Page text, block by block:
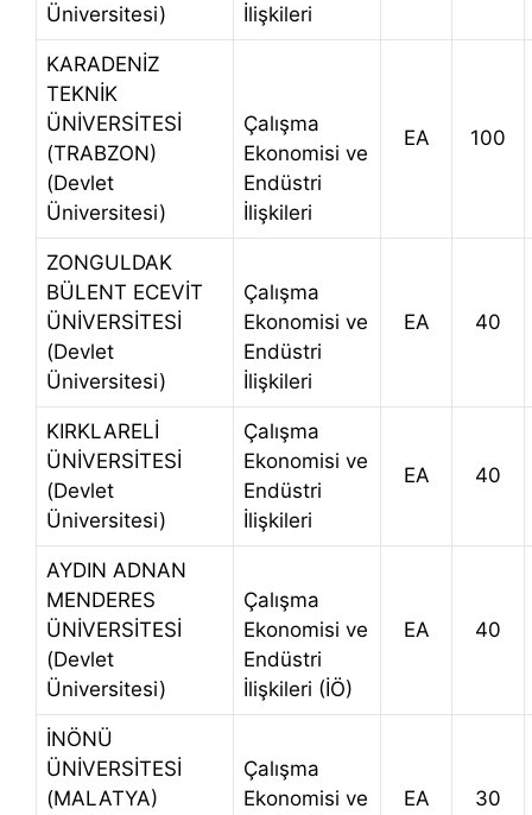
Üniversitesi)
İlişkileri
KARADENİZ
TEKNİK
ÜNİVERSİTESİ
(TRABZON)
(Devlet
Üniversitesi)
Çalışma
Ekonomisi ve
Endüstri
İlişkileri
EA 100
ZONGULDAK
BÜLENT ECEVİT
ÜNİVERSİTESİ
(Devlet
Üniversitesi)
Çalışma
Ekonomisi ve
Endüstri
İlişkileri
EA 40
KIRKLARELİ
ÜNİVERSİTESİ
(Devlet
Üniversitesi)
Çalışma
Ekonomisi ve
Endüstri
İlişkileri
EA 40
AYDIN ADNAN
MENDERES
ÜNİVERSİTESİ
(Devlet
Üniversitesi)
Çalışma
Ekonomisi ve
Endüstri
İlişkileri (İÖ)
EA 40
İNÖNÜ
ÜNİVERSİTESİ
(MALATYA)
Çalışma
Ekonomisi ve
EA 30